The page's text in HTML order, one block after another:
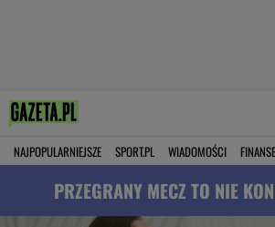
NAJPOPULARNIEJSZE SPORT.PL WIADOMOŚCI
PRZEGRANY MECZ TO NIE